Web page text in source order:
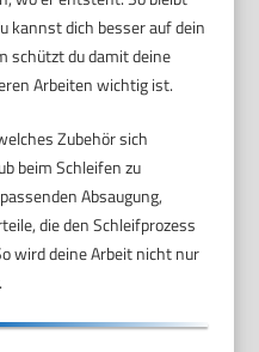
kannst dich besser auf dein
schützt du damit deine
Arbeiten wichtig ist.
Zubehör sich
beim Schleifen zu
Absaugung,
die den Schleifprozess
wird deine Arbeit nicht nur